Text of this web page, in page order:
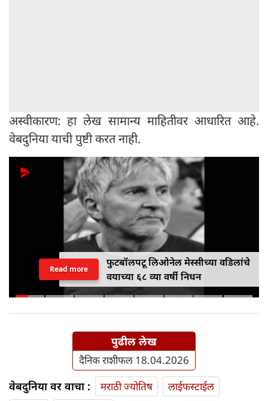
अस्वीकारण: हा लेख सामान्य माहितीवर आधारित आहे.
वेबदुनिया याची पुष्टी करत नाही.
फुटबॉलपटू लिओनेल मेस्सीच्या वडिलांचे
वयाच्या ६८ व्या वर्षी निधन
Read more
पुढील लेख
दैनिक राशीफल 18.04.2026
वेबदुनिया वर वाचा : मराठी ज्योतिष
लाईफस्टाईल